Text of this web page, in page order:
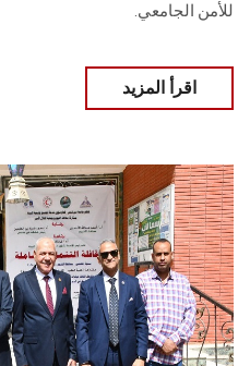
للأمن الجامعي.
اقرأ المزيد